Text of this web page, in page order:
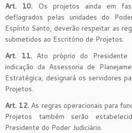
Art. 10. Os projetos ainda em
deflagrados pelas unidades do
Espírito Santo, deverão respeitar as
submetidos ao Escritório de Projetos.
Art. 11. Ato próprio do Presidente
indicação da Assessoria de
Estratégica, designará os servidores
Projetos.
Art. 12. As regras operacionais para
Projetos também serão
Presidente do Poder Judiciário.